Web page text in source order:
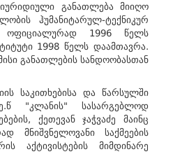
იურიდიული განათლება მიიღო
ჰუმანიტარულ-ტექნიკურ
ოფიციალურად 1996 წელს
1998 წელს დაამთავრა.
განათლების სანდოობასთან
საკითხებისა და წარსულში
"კლანის" სასარგებლოდ
ქეთევან ჯაჭვაძე მაინც
მნიშვნელოვანი საქმეების
აქტივისტების მიმდინარე